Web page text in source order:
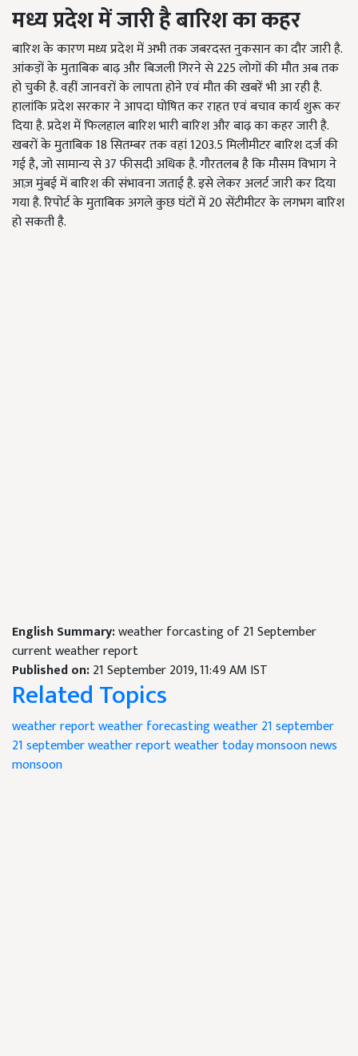
मध्य प्रदेश में जारी है बारिश का कहर
बारिश के कारण मध्य प्रदेश में अभी तक जबरदस्त नुकसान का दौर जारी है.
आंकड़ों के मुताबिक बाढ़ और बिजली गिरने से225लोगों की मौत अब तक
हो चुकी है. वहीं जानवरों के लापता होने एवं मौत की खबरें भी आ रही है.
हालांकि प्रदेश सरकार ने आपदा घोषित कर राहत एवं बचाव कार्य शुरू कर
दिया है. प्रदेश में फिलहाल बारिश भारी बारिश और बाढ़ का कहर जारी है.
खबरों के मुताबिक18सितम्बर तक वहां1203.5मिलीमीटर बारिश दर्ज की
गई है,जो सामान्य से37फीसदी अधिक है. गौरतलब है कि मौसम विभाग ने
आज़ मुंबई में बारिश की संभावना जताई है. इसे लेकर अलर्ट जारी कर दिया
गया है. रिपोर्ट के मुताबिक अगले कुछ घंटों में20सेंटीमीटर के लगभग बारिश
हो सकती है.
English Summary:weather forcasting of 21 September
current weather report
Published on:21 September 2019, 11:49 AM IST
Related Topics
weather reportweather forecastingweather 21 september
21 september weatherreport weathertoday monsoonnews
monsoon